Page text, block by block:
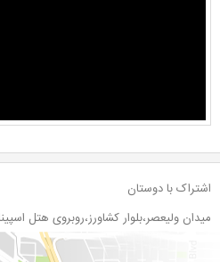
اشتراک با دوستان
میدان ولیعصر،بلوار کشاورز،روبروی هتل